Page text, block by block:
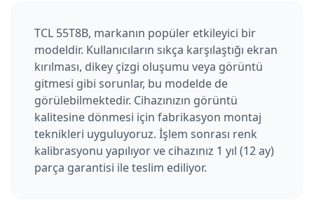
TCL 55T8B, markanın popüler etkileyici bir
modeldir. Kullanıcıların sıkça karşılaştığı ekran
kırılması, dikey çizgi oluşumu veya görüntü
gitmesi gibi sorunlar, bu modelde de
görülebilmektedir. Cihazınızın görüntü
kalitesine dönmesi için fabrikasyon montaj
teknikleri uyguluyoruz. İşlem sonrası renk
kalibrasyonu yapılıyor ve cihazınız 1 yıl (12 ay)
parça garantisi ile teslim ediliyor.